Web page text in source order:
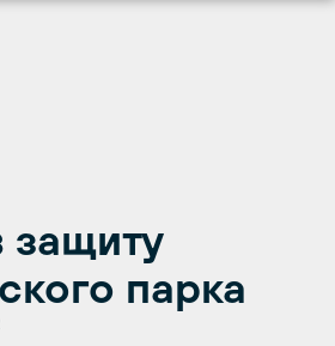
защиту
парка